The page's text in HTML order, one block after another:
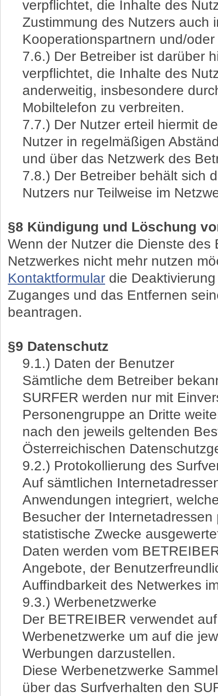
verpflichtet, die Inhalte des
Zustimmung des Nutzers auch
Kooperationspartnern und/
7.6.) Der Betreiber ist darüber
verpflichtet, die Inhalte des
anderweitig, insbesondere
Mobiltelefon zu verbreiten.
7.7.) Der Nutzer erteil hiermit
Nutzer in regelmäßigen
und über das Netzwerk des
7.8.) Der Betreiber behält sich
Nutzers nur Teilweise im
§8 Kündigung und Löschung
Wenn der Nutzer die Dienste des
Netzwerkes nicht mehr nutzen
Kontaktformular die
Zuganges und das Entfernen
beantragen.
§9 Datenschutz
9.1.) Daten der Benutzer
Sämtliche dem Betreiber
SURFER werden nur mit
Personengruppe an Dritte
nach den jeweils geltenden
Österreichischen
9.2.) Protokollierung des
Auf sämtlichen
Anwendungen integriert,
Besucher der
statistische Zwecke
Daten werden vom
Angebote, der
Auffindbarkeit des Netwerkes
9.3.) Werbenetzwerke
Der BETREIBER verwendet
Werbenetzwerke um auf die
Werbungen darzustellen.
Diese Werbenetzwerke
über das Surfverhalten den